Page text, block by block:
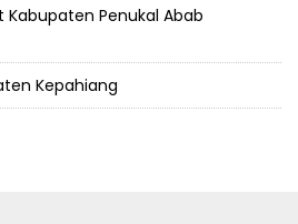
Kabupaten Penukal Abab
Kepahiang